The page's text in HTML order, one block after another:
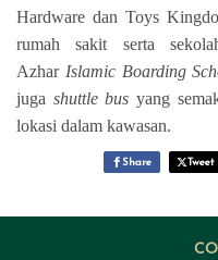
Hardware dan Toys
rumah sakit serta
Azhar Islamic Boarding
juga shuttle bus yang
lokasi dalam kawasan.
Share Tweet